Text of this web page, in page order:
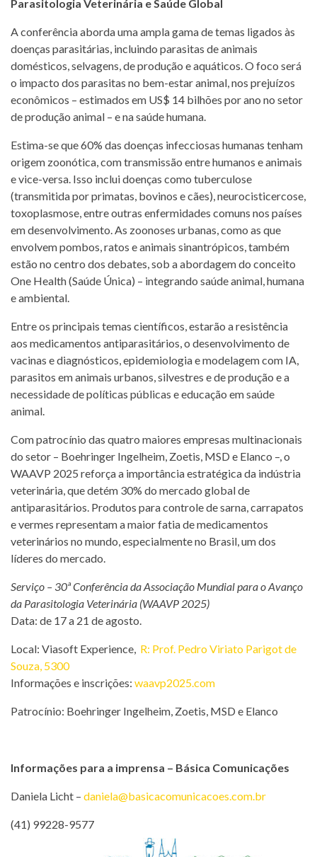
Parasitologia Veterinária e Saúde Global
A conferência aborda uma ampla gama de temas ligados às
doenças parasitárias, incluindo parasitas de animais
domésticos, selvagens, de produção e aquáticos. O foco será
o impacto dos parasitas no bem-estar animal, nos prejuízos
econômicos – estimados em US$ 14 bilhões por ano no setor
de produção animal – e na saúde humana.
Estima-se que 60% das doenças infecciosas humanas tenham
origem zoonótica, com transmissão entre humanos e animais
e vice-versa. Isso inclui doenças como tuberculose
(transmitida por primatas, bovinos e cães), neurocisticercose,
toxoplasmose, entre outras enfermidades comuns nos países
em desenvolvimento. As zoonoses urbanas, como as que
envolvem pombos, ratos e animais sinantrópicos, também
estão no centro dos debates, sob a abordagem do conceito
One Health (Saúde Única) – integrando saúde animal, humana
e ambiental.
Entre os principais temas científicos, estarão a resistência
aos medicamentos antiparasitários, o desenvolvimento de
vacinas e diagnósticos, epidemiologia e modelagem com IA,
parasitos em animais urbanos, silvestres e de produção e a
necessidade de políticas públicas e educação em saúde
animal.
Com patrocínio das quatro maiores empresas multinacionais
do setor – Boehringer Ingelheim, Zoetis, MSD e Elanco –, o
WAAVP 2025 reforça a importância estratégica da indústria
veterinária, que detém 30% do mercado global de
antiparasitários. Produtos para controle de sarna, carrapatos
e vermes representam a maior fatia de medicamentos
veterinários no mundo, especialmente no Brasil, um dos
líderes do mercado.
Serviço – 30ª Conferência da Associação Mundial para o Avanço
da Parasitologia Veterinária (WAAVP 2025)
Data: de 17 a 21 de agosto.
Local: Viasoft Experience, R: Prof. Pedro Viriato Parigot de
Souza, 5300
Informações e inscrições: waavp2025.com
Patrocínio: Boehringer Ingelheim, Zoetis, MSD e Elanco
Informações para a imprensa – Básica Comunicações
Daniela Licht – daniela@basicacomunicacoes.com.br
(41) 99228-9577